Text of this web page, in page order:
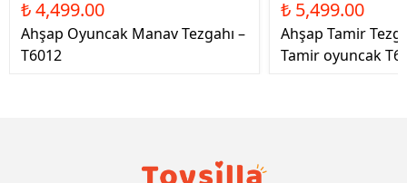
₺ 4,499.00
Ahşap Oyuncak Manav Tezgahı –
T6012
₺ 5,499.00
Ahşap Tamir
Tamir oyuncak